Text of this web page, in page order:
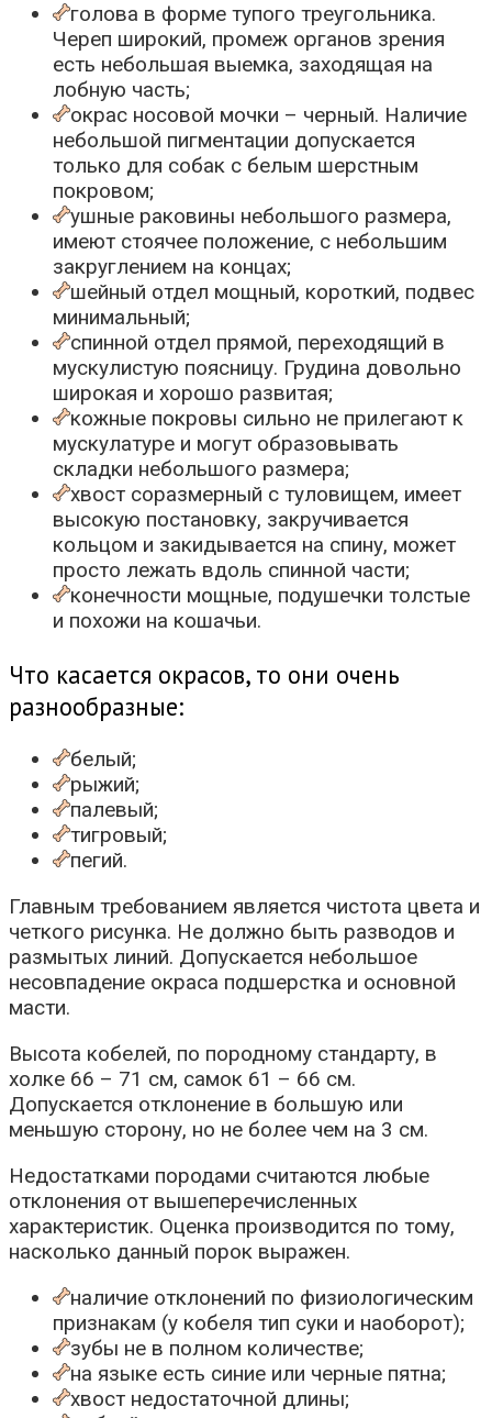
голова в форме тупого треугольника.
Череп широкий, промеж органов зрения
есть небольшая выемка, заходящая на
лобную часть;
окрас носовой мочки – черный. Наличие
небольшой пигментации допускается
только для собак с белым шерстным
покровом;
ушные раковины небольшого размера,
имеют стоячее положение, с небольшим
закруглением на концах;
шейный отдел мощный, короткий, подвес
минимальный;
спинной отдел прямой, переходящий в
мускулистую поясницу. Грудина довольно
широкая и хорошо развитая;
кожные покровы сильно не прилегают к
мускулатуре и могут образовывать
складки небольшого размера;
хвост соразмерный с туловищем, имеет
высокую постановку, закручивается
кольцом и закидывается на спину, может
просто лежать вдоль спинной части;
конечности мощные, подушечки толстые
и похожи на кошачьи.
Что касается окрасов, то они очень
разнообразные:
белый;
рыжий;
палевый;
тигровый;
пегий.
Главным требованием является чистота цвета и
четкого рисунка. Не должно быть разводов и
размытых линий. Допускается небольшое
несовпадение окраса подшерстка и основной
масти.
Высота кобелей, по породному стандарту, в
холке 66 – 71 см, самок 61 – 66 см.
Допускается отклонение в большую или
меньшую сторону, но не более чем на 3 см.
Недостатками породами считаются любые
отклонения от вышеперечисленных
характеристик. Оценка производится по тому,
насколько данный порок выражен.
наличие отклонений по физиологическим
признакам (у кобеля тип суки и наоборот);
зубы не в полном количестве;
на языке есть синие или черные пятна;
хвост недостаточной длины;